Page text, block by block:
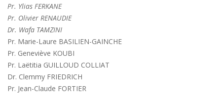
Pr. Ylias FERKANE
Pr. Olivier RENAUDIE
Dr. Wafa TAMZINI
Pr. Marie-Laure BASILIEN-GAINCHE
Pr. Geneviève KOUBI
Pr. Laëtitia GUILLOUD COLLIAT
Dr. Clemmy FRIEDRICH
Pr. Jean-Claude FORTIER